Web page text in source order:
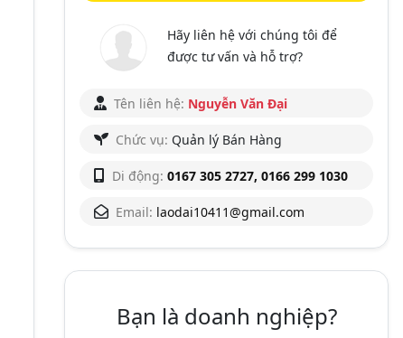
Hãy liên hệ với chúng tôi để
được tư vấn và hỗ trợ?
Tên liên hệ: Nguyễn Văn Đại
Chức vụ: Quản lý Bán Hàng
Di động: 0167 305 2727, 0166 299 1030
Email: laodai10411@gmail.com
Bạn là doanh nghiệp?